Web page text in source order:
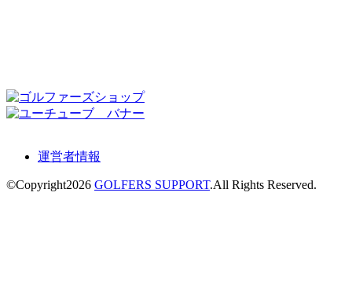
運営者情報
©Copyright2026 GOLFERS SUPPORT.All Rights Reserved.